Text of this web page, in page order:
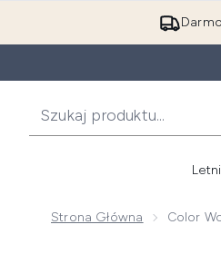
Strona Główna Color